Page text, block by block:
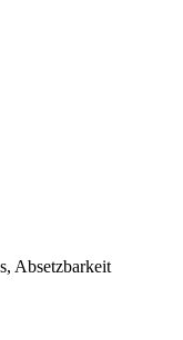
Absetzbarkeit